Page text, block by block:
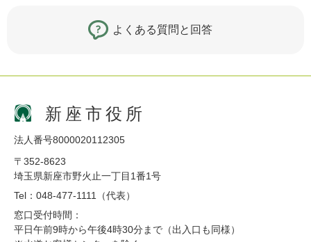
よくある質問と回答
新座市役所
法人番号8000020112305
〒352-8623
埼玉県新座市野火止一丁目1番1号
Tel：048-477-1111（代表）
窓口受付時間：
平日午前9時から午後4時30分まで（出入口も同様）